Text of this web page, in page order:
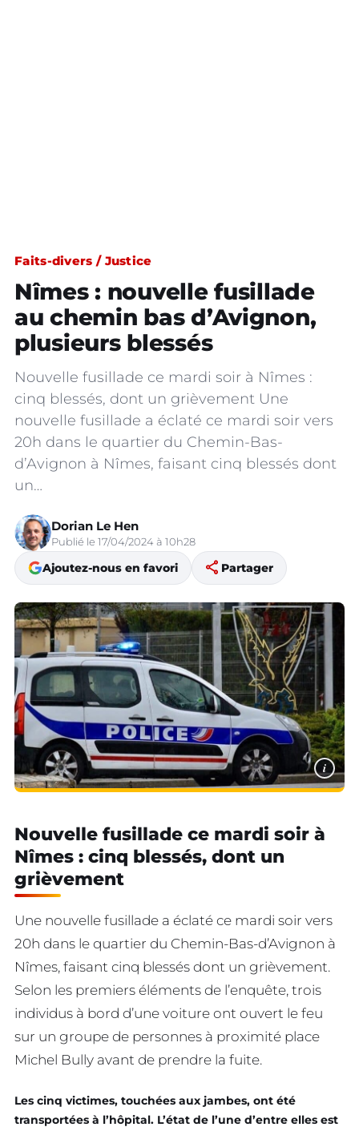
Faits-divers / Justice
Nîmes : nouvelle fusillade
au chemin bas d’Avignon,
plusieurs blessés
Nouvelle fusillade ce mardi soir à Nîmes :
cinq blessés, dont un grièvement Une
nouvelle fusillade a éclaté ce mardi soir vers
20h dans le quartier du Chemin-Bas-
d’Avignon à Nîmes, faisant cinq blessés dont
un…
Dorian Le Hen
Publié le 17/04/2024 à 10h28
Ajoutez-nous en favori share Partager
i
Nouvelle fusillade ce mardi soir à
Nîmes : cinq blessés, dont un
grièvement
Une nouvelle fusillade a éclaté ce mardi soir vers
20h dans le quartier du Chemin-Bas-d’Avignon à
Nîmes, faisant cinq blessés dont un grièvement.
Selon les premiers éléments de l’enquête, trois
individus à bord d’une voiture ont ouvert le feu
sur un groupe de personnes à proximité place
Michel Bully avant de prendre la fuite.
Les cinq victimes, touchées aux jambes, ont été
transportées à l’hôpital. L’état de l’une d’entre elles est